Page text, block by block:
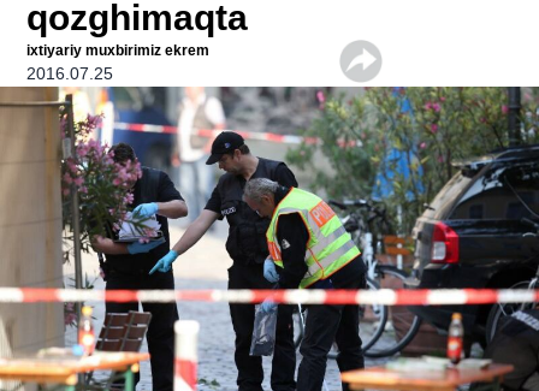
qozghimaqta
ixtiyariy muxbirimiz ekrem
2016.07.25